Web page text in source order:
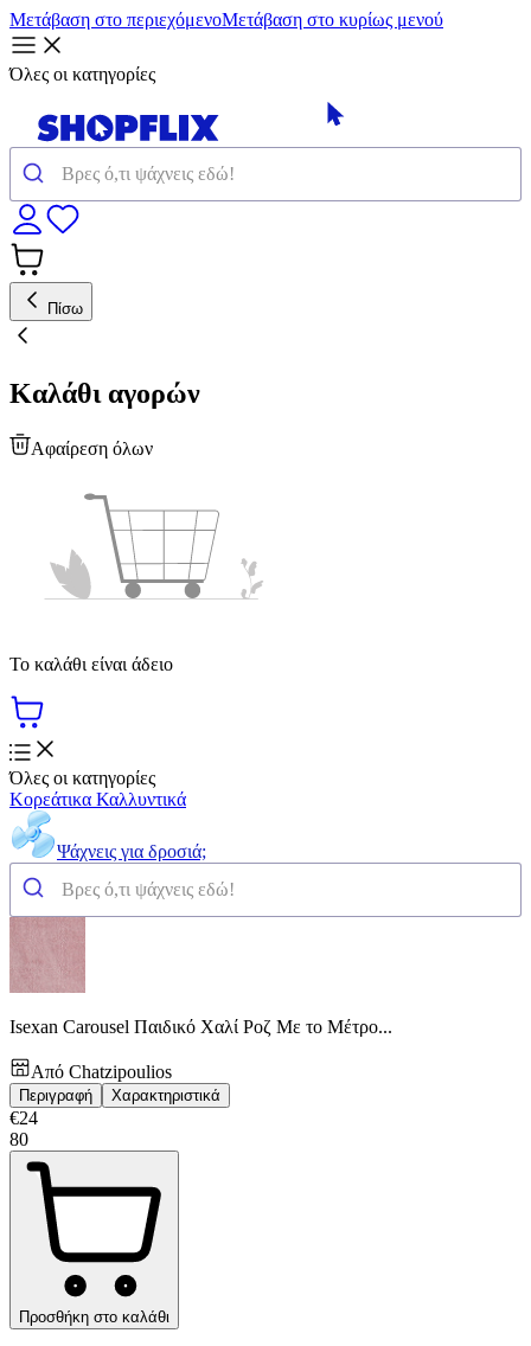
Μετάβαση στο περιεχόμενοΜετάβαση στο κυρίως μενού
Όλες οι κατηγορίες
Πίσω
Καλάθι αγορών
Αφαίρεση όλων
Το καλάθι είναι άδειο
Όλες οι κατηγορίες
Κορεάτικα Καλλυντικά
Ψάχνεις για δροσιά;
Isexan Carousel Παιδικό Χαλί Ροζ Με το Μέτρο...
Από Chatzipoulios
Περιγραφή Χαρακτηριστικά
€24
80
Προσθήκη στο καλάθι